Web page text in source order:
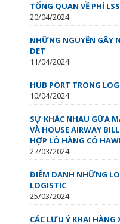
TỔNG QUAN VỀ PHÍ LSS
20/04/2024
NHỮNG NGUYÊN GÂY
DET
11/04/2024
HUB PORT TRONG
10/04/2024
SỰ KHÁC NHAU GỮA
VÀ HOUSE AIRWAY
HỢP LÔ HÀNG CÓ
27/03/2024
ĐIỂM DANH NHỮNG
LOGISTIC
25/03/2024
CÁC LƯU Ý KHAI HÀNG